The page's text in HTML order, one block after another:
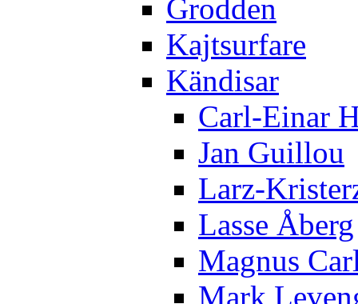
Grodden
Kajtsurfare
Kändisar
Carl-Einar
Jan Guillou
Larz-
Lasse Åberg
Magnus
Mark